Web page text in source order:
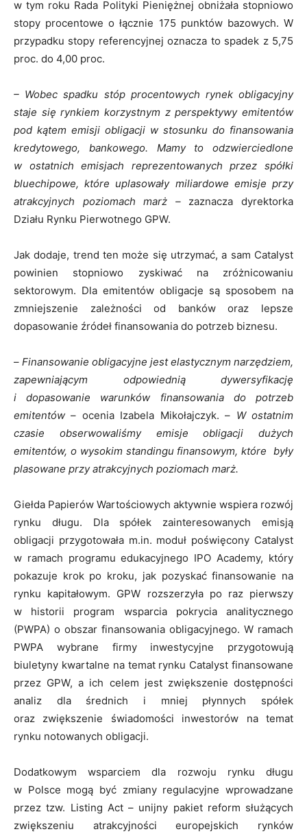
w tym roku Rada Polityki Pieniężnej obniżała stopniowo
stopy procentowe o łącznie 175 punktów bazowych. W
przypadku stopy referencyjnej oznacza to spadek z 5,75
proc. do 4,00 proc.
– Wobec spadku stóp procentowych rynek obligacyjny
staje się rynkiem korzystnym z perspektywy emitentów
pod kątem emisji obligacji w stosunku do finansowania
kredytowego, bankowego. Mamy to odzwierciedlone
w ostatnich emisjach reprezentowanych przez spółki
bluechipowe, które uplasowały miliardowe emisje przy
atrakcyjnych poziomach marż –zaznacza dyrektorka
Działu Rynku Pierwotnego GPW.
Jak dodaje, trend ten może się utrzymać, a sam Catalyst
powinien stopniowo zyskiwać na zróżnicowaniu
sektorowym. Dla emitentów obligacje są sposobem na
zmniejszenie zależności od banków oraz lepsze
dopasowanie źródeł finansowania do potrzeb biznesu.
– Finansowanie obligacyjne jest elastycznym narzędziem,
zapewniającym odpowiednią dywersyfikację
i dopasowanie warunków finansowania do potrzeb
emitentów– ocenia Izabela Mikołajczyk. – W ostatnim
czasie obserwowaliśmy emisje obligacji dużych
emitentów, o wysokim standingu finansowym, które były
plasowane przy atrakcyjnych poziomach marż.
Giełda Papierów Wartościowych aktywnie wspiera rozwój
rynku długu. Dla spółek zainteresowanych emisją
obligacji przygotowała m.in. moduł poświęcony Catalyst
w ramach programu edukacyjnego IPO Academy, który
pokazuje krok po kroku, jak pozyskać finansowanie na
rynku kapitałowym. GPW rozszerzyła po raz pierwszy
w historii program wsparcia pokrycia analitycznego
(PWPA) o obszar finansowania obligacyjnego. W ramach
PWPA wybrane firmy inwestycyjne przygotowują
biuletyny kwartalne na temat rynku Catalyst finansowane
przez GPW, a ich celem jest zwiększenie dostępności
analiz dla średnich i mniej płynnych spółek
oraz zwiększenie świadomości inwestorów na temat
rynku notowanych obligacji.
Dodatkowym wsparciem dla rozwoju rynku długu
w Polsce mogą być zmiany regulacyjne wprowadzane
przez tzw. Listing Act – unijny pakiet reform służących
zwiększeniu atrakcyjności europejskich rynków